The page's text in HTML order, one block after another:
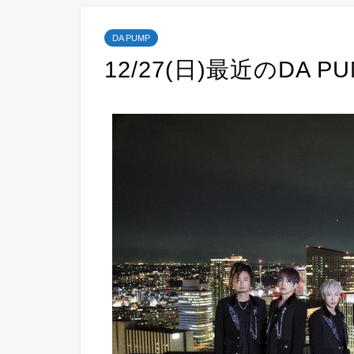
DA PUMP
12/27(日)最近のDA